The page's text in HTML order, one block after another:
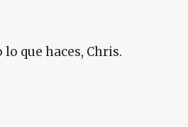
lo que haces, Chris.